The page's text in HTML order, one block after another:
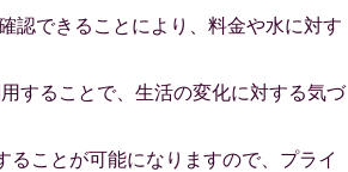
認できることにより、料金や水に対す
することで、生活の変化に対する気づ
ことが可能になりますので、プライ